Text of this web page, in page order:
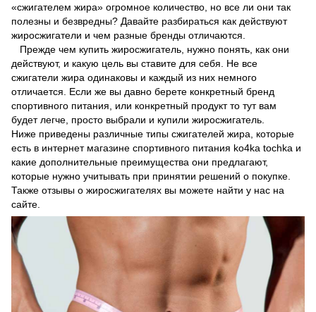
«сжигателем жира» огромное количество, но все ли они так
полезны и безвредны? Давайте разбираться как действуют
жиросжигатели и чем разные бренды отличаются.
Прежде чем купить жиросжигатель, нужно понять, как они
действуют, и какую цель вы ставите для себя. Не все
сжигатели жира одинаковы и каждый из них немного
отличается. Если же вы давно берете конкретный бренд
спортивного питания, или конкретный продукт то тут вам
будет легче, просто выбрали и купили жиросжигатель.
Ниже приведены различные типы сжигателей жира, которые
есть в интернет магазине спортивного питания ko4ka tochka и
какие дополнительные преимущества они предлагают,
которые нужно учитывать при принятии решений о покупке.
Также отзывы о жиросжигателях вы можете найти у нас на
сайте.